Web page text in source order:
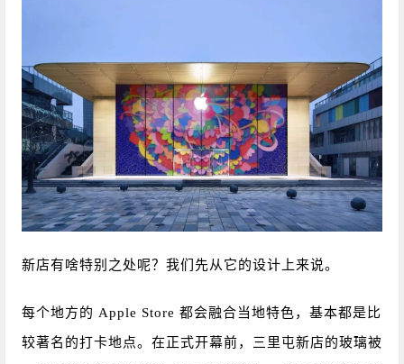
新店有啥特别之处呢？我们先从它的设计上来说。
每个地方的 Apple Store 都会融合当地特色，基本都是比
较著名的打卡地点。在正式开幕前，三里屯新店的玻璃被